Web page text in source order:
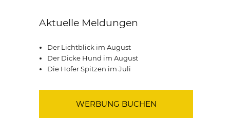
Aktuelle Meldungen
Der Lichtblick im August
Der Dicke Hund im August
Die Hofer Spitzen im Juli
WERBUNG BUCHEN